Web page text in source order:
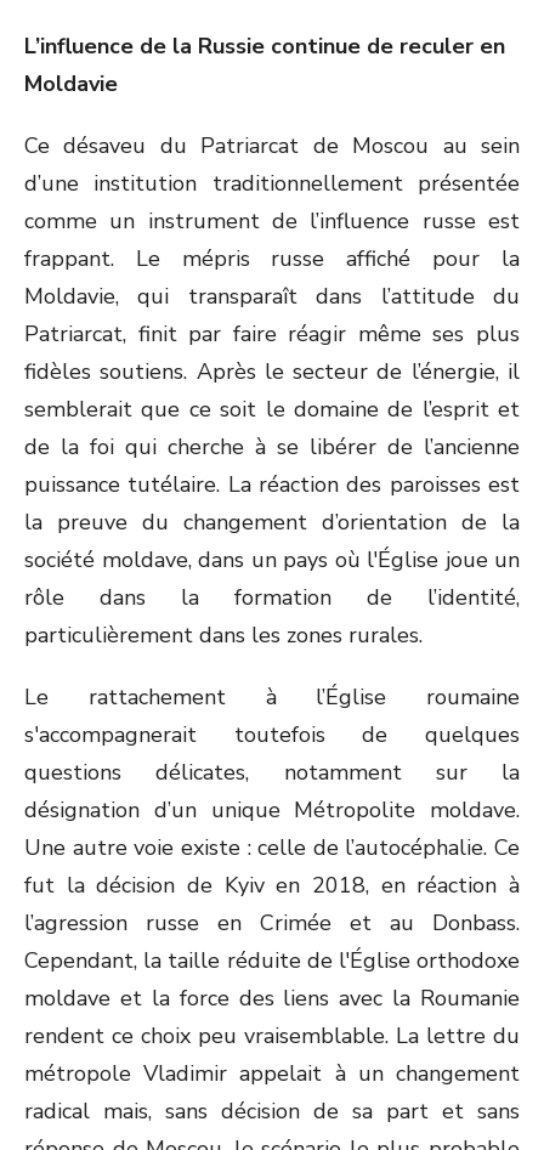
L’influence de la Russie continue de reculer en
Moldavie
Ce désaveu du Patriarcat de Moscou au sein
d’une institution traditionnellement présentée
comme un instrument de l’influence russe est
frappant. Le mépris russe affiché pour la
Moldavie, qui transparaît dans l’attitude du
Patriarcat, finit par faire réagir même ses plus
fidèles soutiens. Après le secteur de l’énergie, il
semblerait que ce soit le domaine de l’esprit et
de la foi qui cherche à se libérer de l’ancienne
puissance tutélaire. La réaction des paroisses est
la preuve du changement d’orientation de la
société moldave, dans un pays où l'Église joue un
rôle dans la formation de l’identité,
particulièrement dans les zones rurales.
Le rattachement à l’Église roumaine
s'accompagnerait toutefois de quelques
questions délicates, notamment sur la
désignation d’un unique Métropolite moldave.
Une autre voie existe : celle de l’autocéphalie. Ce
fut la décision de Kyiv en 2018, en réaction à
l’agression russe en Crimée et au Donbass.
Cependant, la taille réduite de l'Église orthodoxe
moldave et la force des liens avec la Roumanie
rendent ce choix peu vraisemblable. La lettre du
métropole Vladimir appelait à un changement
radical mais, sans décision de sa part et sans